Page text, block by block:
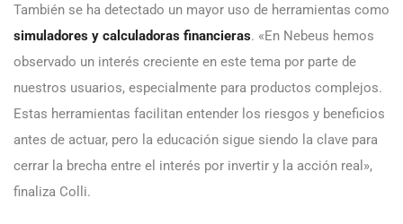
También se ha detectado un mayor uso de herramientas como
simuladores y calculadoras financieras. «En Nebeus hemos
observado un interés creciente en este tema por parte de
nuestros usuarios, especialmente para productos complejos.
Estas herramientas facilitan entender los riesgos y beneficios
antes de actuar, pero la educación sigue siendo la clave para
cerrar la brecha entre el interés por invertir y la acción real»,
finaliza Colli.